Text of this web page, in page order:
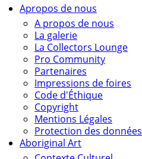
Apropos de nous
A propos de nous
La galerie
La Collectors Lounge
Pro Community
Partenaires
Impressions de foires
Code d'Éthique
Copyright
Mentions Légales
Protection des données
Aboriginal Art